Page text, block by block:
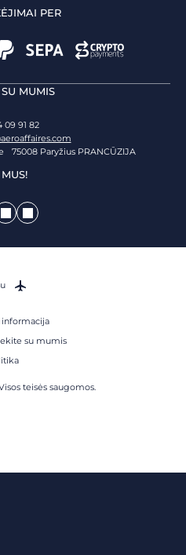
PER
MUMIS
09 91 82
75008 Paryžius PRANCŪZIJA
informacija
su mumis
teisės saugomos.